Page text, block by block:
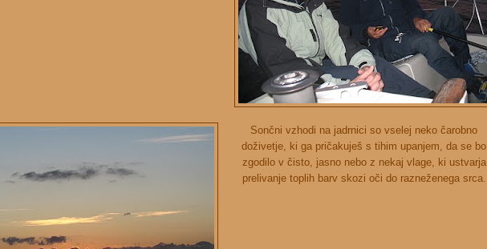
Sončni vzhodi na jadrnici so vselej neko čarobno
doživetje, ki ga pričakuješ s tihim upanjem, da se bo
zgodilo v čisto, jasno nebo z nekaj vlage, ki ustvarja
prelivanje toplih barv skozi oči do razneženega srca.